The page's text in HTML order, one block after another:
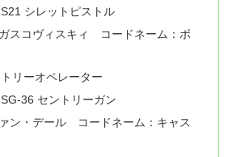
シレットピストル
スコヴィスキィ コードネーム：ボ
リーオペレーター
36 セントリーガン
ン・デール コードネーム：キャス